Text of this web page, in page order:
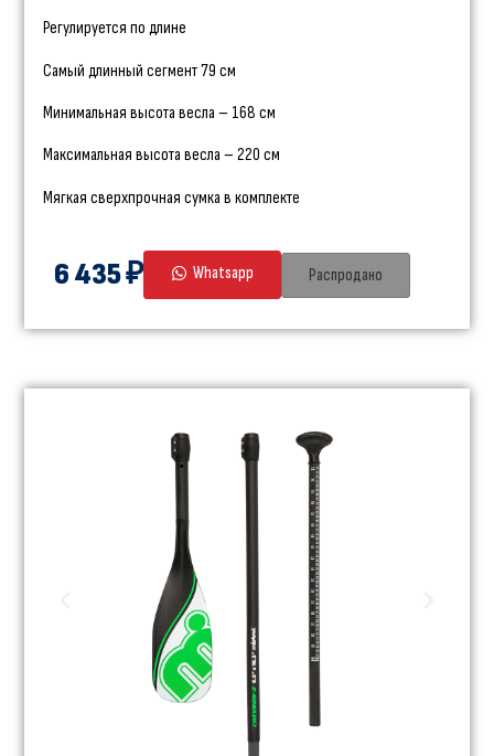
Регулируется по длине
Самый длинный сегмент 79 см
Минимальная высота весла – 168 см
Максимальная высота весла – 220 см
Мягкая сверхпрочная сумка в комплекте
6 435 ₽ Whatsapp Распродано